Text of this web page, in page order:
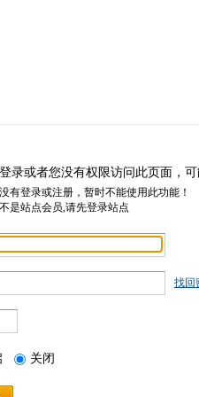
录或者您没有权限访问此页面，
有登录或注册，暂时不能使用此功能！
是站点会员,请先登录站点
找回
关闭